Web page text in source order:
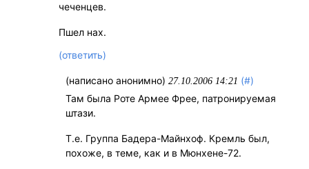
чеченцев.
Пшел нах.
(ответить)
(написано анонимно)27.10.2006 14:21 (#)
Там была Роте Армее Фрее, патронируемая
штази.
Т.е. Группа Бадера-Майнхоф. Кремль был,
похоже, в теме, как и в Мюнхене-72.